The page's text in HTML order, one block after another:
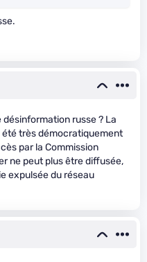
russe ? La
très démocratiquement
par la Commission
ne peut plus être diffusée,
expulsée du réseau